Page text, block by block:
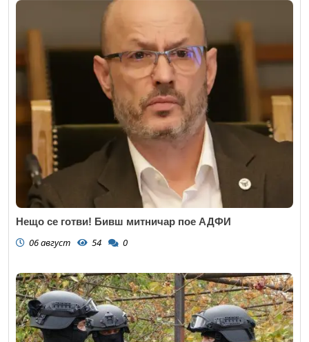
Нещо се готви! Бивш митничар пое АДФИ
06 август 54 0